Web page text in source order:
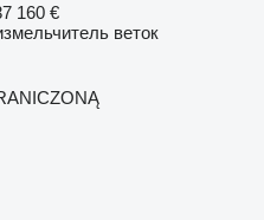
160 €
веток